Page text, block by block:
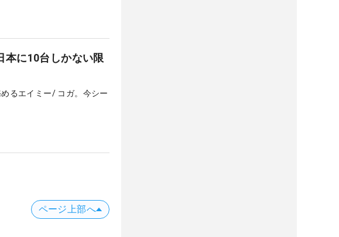
本に10台しかない限
るエイミー/ コガ。今シー
ページ上部へ